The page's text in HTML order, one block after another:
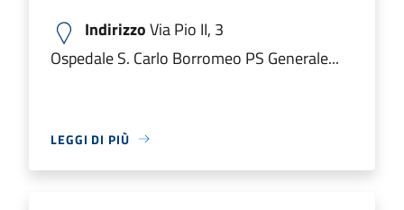
IndirizzoVia Pio II, 3
Ospedale S. Carlo Borromeo PS Generale...
LEGGI DI PIÙ